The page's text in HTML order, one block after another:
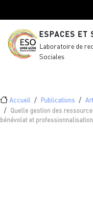
ESPACES ET
Laboratoire de
Sociales
Fil d'Ariane
Accueil Publications
Quelle gestion des
bénévolat et